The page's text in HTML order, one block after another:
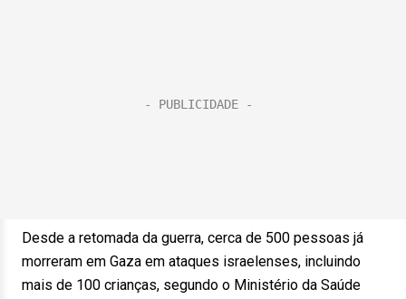
Desde a retomada da guerra, cerca de 500 pessoas já
morreram em Gaza em ataques israelenses, incluindo
mais de 100 crianças, segundo o Ministério da Saúde